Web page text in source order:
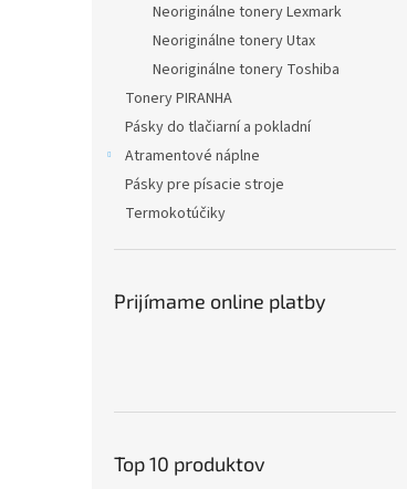
Neoriginálne tonery Lexmark
Neoriginálne tonery Utax
Neoriginálne tonery Toshiba
Tonery PIRANHA
Pásky do tlačiarní a pokladní
Atramentové náplne
Pásky pre písacie stroje
Termokotúčiky
Prijímame online platby
Top 10 produktov